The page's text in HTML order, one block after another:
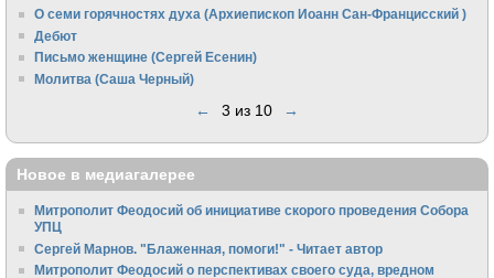
О семи горячностях духа (Архиепископ Иоанн Сан-Францисский )
Дебют
Письмо женщине (Сергей Есенин)
Молитва (Саша Черный)
← 3 из 10 →
Новое в медиагалерее
Митрополит Феодосий об инициативе скорого проведения Собора
УПЦ
Сергей Марнов. "Блаженная, помоги!" - Читает автор
Митрополит Феодосий о перспективах своего суда, вредном